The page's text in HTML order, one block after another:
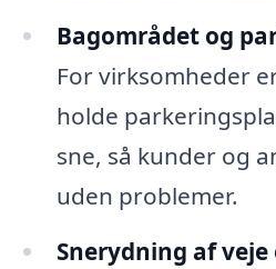
Bagområdet og
For virksomheder
holde
sne, så kunder og
uden problemer.
Snerydning af veje